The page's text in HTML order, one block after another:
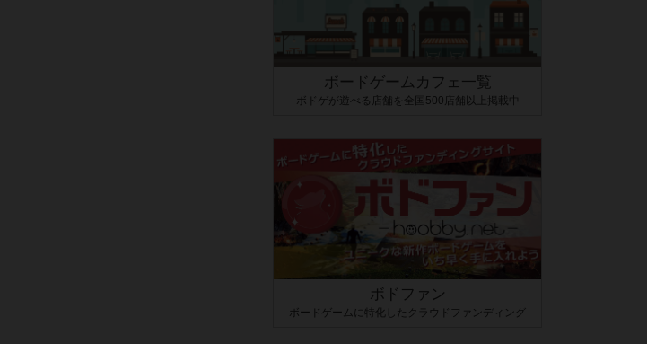
ボードゲームカフェ一覧
ボドゲが遊べる店舗を全国500店舗以上掲載中
ボドファン
ボードゲームに特化したクラウドファンディング